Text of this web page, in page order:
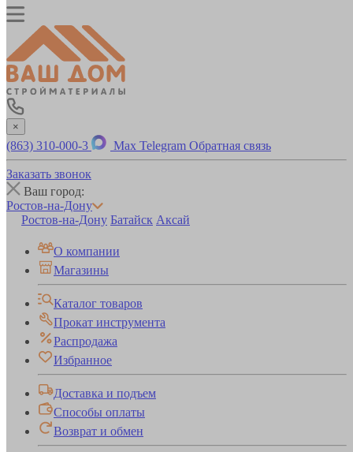
×
(863) 310-000-3 Max Telegram Обратная связь
Заказать звонок
Ваш город:
Ростов-на-Дону
Ростов-на-Дону Батайск Аксай
О компании
Магазины
Каталог товаров
Прокат инструмента
Распродажа
Избранное
Доставка и подъем
Способы оплаты
Возврат и обмен